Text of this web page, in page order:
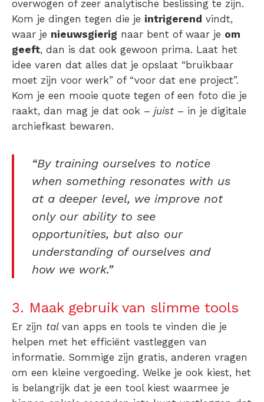
overwogen of zeer analytische beslissing te zijn.
Kom je dingen tegen die je intrigerend vindt,
waar je nieuwsgierig naar bent of waar je om
geeft, dan is dat ook gewoon prima. Laat het
idee varen dat alles dat je opslaat “bruikbaar
moet zijn voor werk” of “voor dat ene project”.
Kom je een mooie quote tegen of een foto die je
raakt, dan mag je dat ook – juist – in je digitale
archiefkast bewaren.
“By training ourselves to notice
when something resonates with us
at a deeper level, we improve not
only our ability to see
opportunities, but also our
understanding of ourselves and
how we work.”
3. Maak gebruik van slimme tools
Er zijn tal van apps en tools te vinden die je
helpen met het efficiënt vastleggen van
informatie. Sommige zijn gratis, anderen vragen
om een kleine vergoeding. Welke je ook kiest, het
is belangrijk dat je een tool kiest waarmee je